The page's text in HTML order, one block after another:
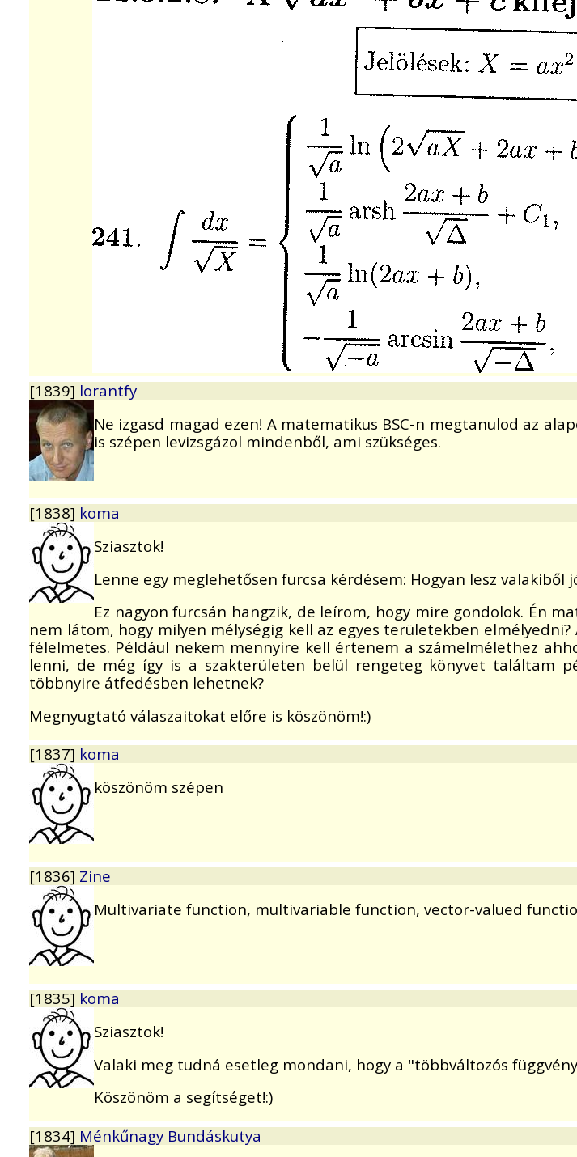
[1839] lorantfy
Ne izgasd magad ezen! A matematikus BSC-n megtanulod az
is szépen levizsgázol mindenből, ami szükséges.
[1838] koma
Sziasztok!
Lenne egy meglehetősen furcsa kérdésem: Hogyan lesz valakiből
Ez nagyon furcsán hangzik, de leírom, hogy mire gondolok. Én
nem látom, hogy milyen mélységig kell az egyes területekben
félelmetes. Például nekem mennyire kell értenem a számelmélethez
lenni, de még így is a szakterületen belül rengeteg könyvet találtam
többnyire átfedésben lehetnek?
Megnyugtató válaszaitokat előre is köszönöm!:)
[1837] koma
köszönöm szépen
[1836] Zine
Multivariate function, multivariable function, vector-valued
[1835] koma
Sziasztok!
Valaki meg tudná esetleg mondani, hogy a "többváltozós
Köszönöm a segítséget!:)
[1834] Ménkűnagy Bundáskutya